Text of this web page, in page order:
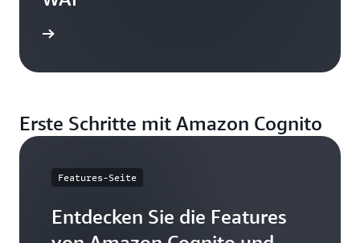
Erste Schritte mit Amazon Cognito
Features-Seite
Entdecken Sie die Features